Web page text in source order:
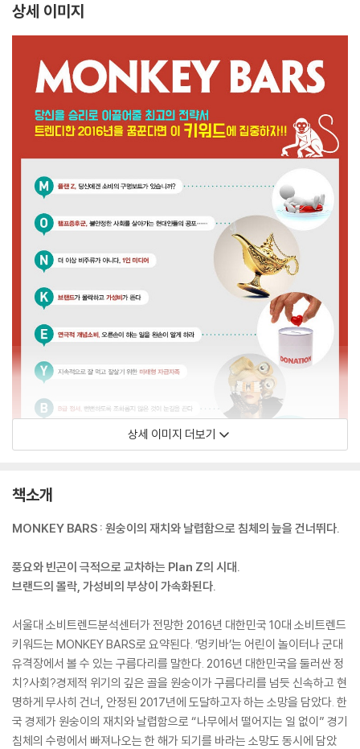
상세 이미지
상세 이미지 더보기
책소개
MONKEY BARS : 원숭이의 재치와 날렵함으로 침체의 늪을 건너뛰다.
풍요와 빈곤이 극적으로 교차하는 Plan Z의 시대.
브랜드의 몰락, 가성비의 부상이 가속화된다.
서울대 소비트렌드분석센터가 전망한 2016년 대한민국 10대 소비트렌드
키워드는 MONKEY BARS로 요약된다. ‘멍키바’는 어린이 놀이터나 군대
유격장에서 볼 수 있는 구름다리를 말한다. 2016년 대한민국을 둘러싼 정
치?사회?경제적 위기의 깊은 골을 원숭이가 구름다리를 넘듯 신속하고 현
명하게 무사히 건너, 안정된 2017년에 도달하고자 하는 소망을 담았다. 한
국 경제가 원숭이의 재치와 날렵함으로 “나무에서 떨어지는 일 없이” 경기
침체의 수렁에서 빠져나오는 한 해가 되기를 바라는 소망도 동시에 담았